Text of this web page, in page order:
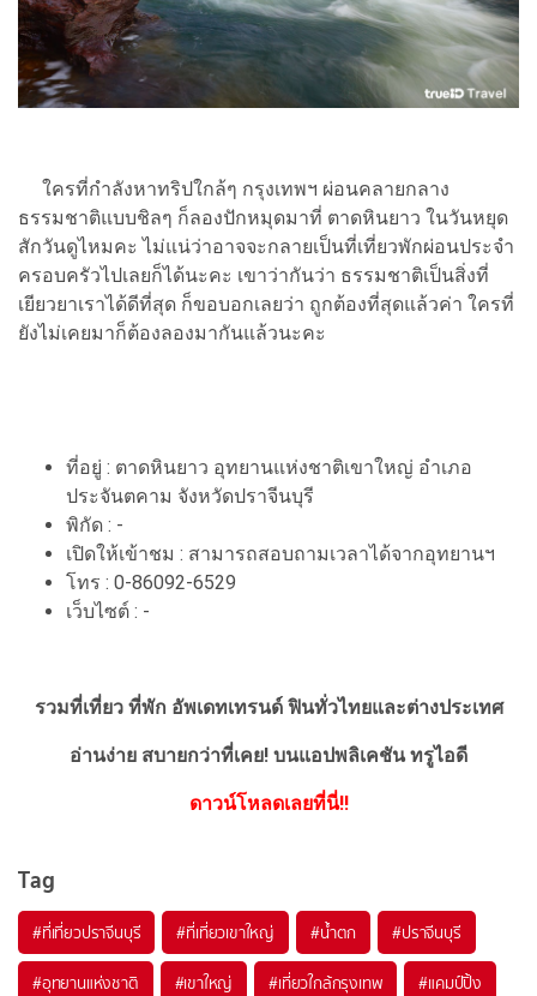
ใครที่กำลังหาทริปใกล้ๆ กรุงเทพฯ ผ่อนคลายกลาง
ธรรมชาติแบบชิลๆ ก็ลองปักหมุดมาที่ ตาดหินยาว ในวันหยุด
สักวันดูไหมคะ ไม่แน่ว่าอาจจะกลายเป็นที่เที่ยวพักผ่อนประจำ
ครอบครัวไปเลยก็ได้นะคะ เขาว่ากันว่า ธรรมชาติเป็นสิ่งที่
เยียวยาเราได้ดีที่สุด ก็ขอบอกเลยว่า ถูกต้องที่สุดแล้วค่า ใครที่
ยังไม่เคยมาก็ต้องลองมากันแล้วนะคะ
ที่อยู่ : ตาดหินยาว อุทยานแห่งชาติเขาใหญ่ อำเภอ
ประจันตคาม จังหวัดปราจีนบุรี
พิกัด : -
เปิดให้เข้าชม : สามารถสอบถามเวลาได้จากอุทยานฯ
โทร : 0-86092-6529
เว็บไซต์ : -
รวมที่เที่ยว ที่พัก อัพเดทเทรนด์ ฟินทั่วไทยและต่างประเทศ
อ่านง่าย สบายกว่าที่เคย! บนแอปพลิเคชัน ทรูไอดี
ดาวน์โหลดเลยที่นี่!!
Tag
#ที่เที่ยวปราจีนบุรี #ที่เที่ยวเขาใหญ่ #น้ำตก #ปราจีนบุรี
#อุทยานแห่งชาติ #เขาใหญ่ #เที่ยวใกล้กรุงเทพ #แคมป์ปิ้ง